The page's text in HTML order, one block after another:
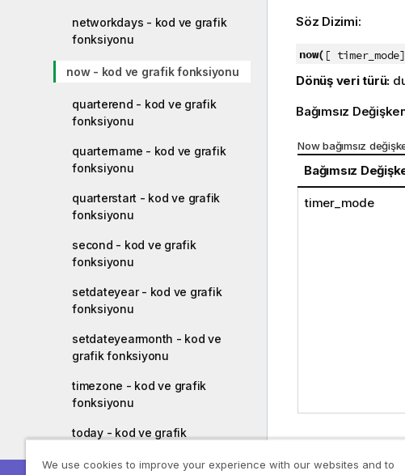
networkdays - kod ve grafik
fonksiyonu
now - kod ve grafik fonksiyonu
quarterend - kod ve grafik
fonksiyonu
quartername - kod ve grafik
fonksiyonu
quarterstart - kod ve grafik
fonksiyonu
second - kod ve grafik
fonksiyonu
setdateyear - kod ve grafik
fonksiyonu
setdateyearmonth - kod ve
grafik fonksiyonu
timezone - kod ve grafik
fonksiyonu
today - kod ve grafik
Söz Dizimi:
now( [ timer_mode]
Dönüş veri türü:
Bağımsız
Now bağımsız
Bağımsız
timer_mode
We use cookies to improve your experience with our websites and to